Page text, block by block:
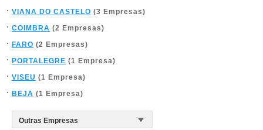
VIANA DO CASTELO (3 Empresas)
COIMBRA (2 Empresas)
FARO (2 Empresas)
PORTALEGRE (1 Empresa)
VISEU (1 Empresa)
BEJA (1 Empresa)